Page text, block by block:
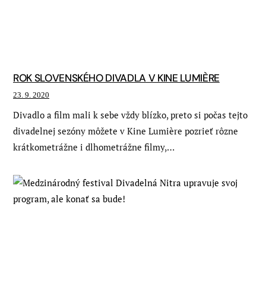
ROK SLOVENSKÉHO DIVADLA V KINE LUMIÈRE
23. 9. 2020
Divadlo a film mali k sebe vždy blízko, preto si počas tejto
divadelnej sezóny môžete v Kine Lumière pozrieť rôzne
krátkometrážne i dlhometrážne filmy,…